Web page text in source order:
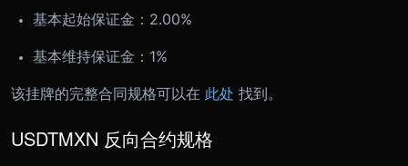
基本起始保证金：2.00%
基本维持保证金：1%
该挂牌的完整合同规格可以在 此处 找到。
USDTMXN 反向合约规格